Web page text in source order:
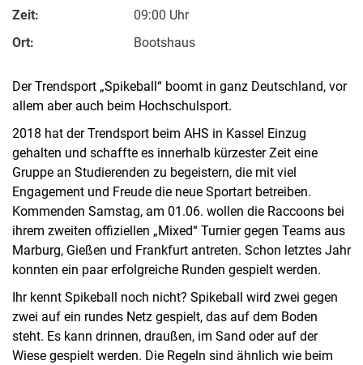
Zeit:
09:00 Uhr
Ort:
Bootshaus
Der Trendsport „Spikeball“ boomt in ganz Deutschland, vor
allem aber auch beim Hochschulsport.
2018 hat der Trendsport beim AHS in Kassel Einzug
gehalten und schaffte es innerhalb kürzester Zeit eine
Gruppe an Studierenden zu begeistern, die mit viel
Engagement und Freude die neue Sportart betreiben.
Kommenden Samstag, am 01.06. wollen die Raccoons bei
ihrem zweiten offiziellen „Mixed“ Turnier gegen Teams aus
Marburg, Gießen und Frankfurt antreten. Schon letztes Jahr
konnten ein paar erfolgreiche Runden gespielt werden.
Ihr kennt Spikeball noch nicht? Spikeball wird zwei gegen
zwei auf ein rundes Netz gespielt, das auf dem Boden
steht. Es kann drinnen, draußen, im Sand oder auf der
Wiese gespielt werden. Die Regeln sind ähnlich wie beim